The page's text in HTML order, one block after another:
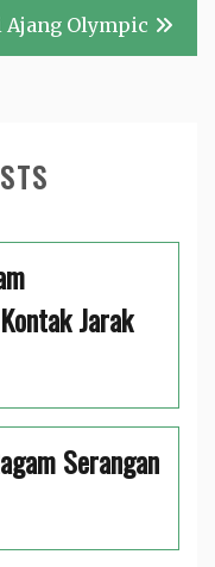
Ajang Olympic
Jarak
Serangan